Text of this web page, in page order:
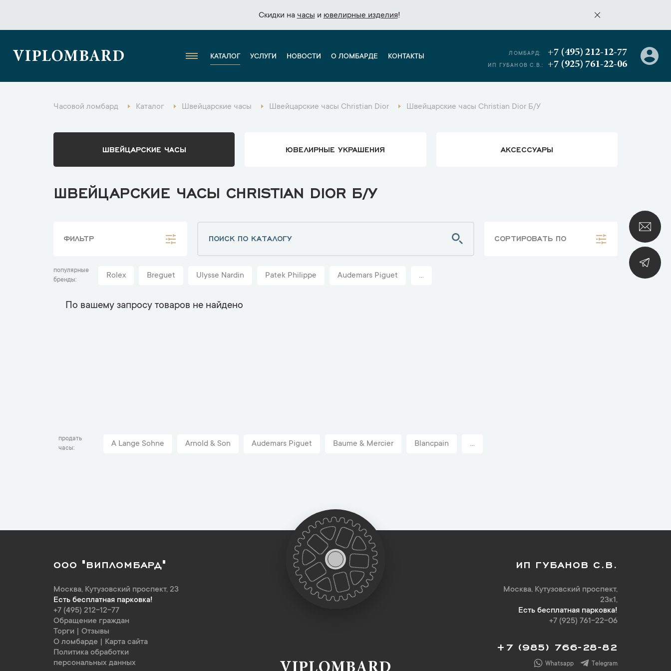
Скидки на часы и ювелирные изделия!
Скидки на часы и ювелирные изделия!
VIPLOMBARD КАТАЛОГ УСЛУГИ НОВОСТИ О ЛОМБАРДЕ КОНТАКТЫ ЛОМБАРД: +7 (495) 212-12-77
ИП ГУБАНОВ С.В.: +7 (925) 761-22-06
Часовой ломбард Каталог Швейцарские часы Швейцарские часы Christian Dior Швейцарские часы Christian Dior Б/У
ШВЕЙЦАРСКИЕ ЧАСЫ ЮВЕЛИРНЫЕ УКРАШЕНИЯ АКСЕССУАРЫ
ШВЕЙЦАРСКИЕ ЧАСЫ CHRISTIAN DIOR Б/У
ФИЛЬТР СОРТИРОВАТЬ ПО
популярные
бренды
Rolex Breguet Ulysse Nardin Patek Philippe Audemars Piguet ...
По вашему запросу товаров не найдено
продать
часы
A Lange Sohne Arnold & Son Audemars Piguet Baume & Mercier Blancpain ...
ООО "ВИПЛОМБАРД"
Москва, Кутузовский проспект, 23
Есть бесплатная парковка!
+7 (495) 212-12-77
Обращение граждан
Торги
Отзывы
О ломбарде
Карта сайта
Политика обработки
персональных данных
ИП ГУБАНОВ С.В.
Москва, Кутузовский проспект,
23к1,
Есть бесплатная парковка!
+7 (925) 761-22-06
+7 (985) 766-28-82
Whatsapp Telegram